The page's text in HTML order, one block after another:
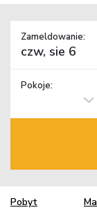
Zameldowanie:
Pokoje:
Pobyt